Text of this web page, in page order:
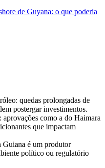
de Guyana: o que poderia
quedas prolongadas de
postergar investimentos.
como a do Haimara
que impactam
é um produtor
político ou regulatório